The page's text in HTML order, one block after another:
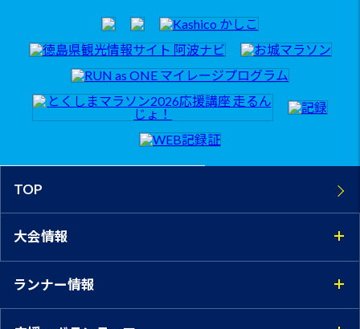
TOP
大会情報
ランナー情報